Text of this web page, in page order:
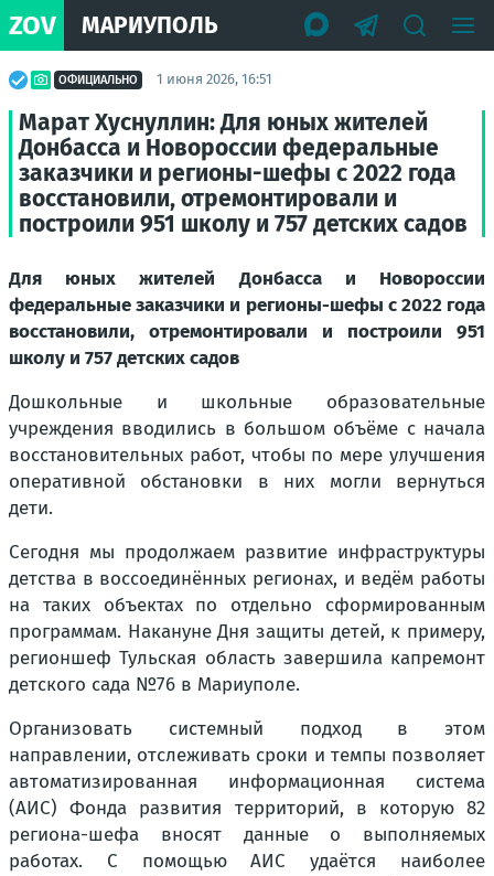
ZOV МАРИУПОЛЬ
ОФИЦИАЛЬНО 1 июня 2026, 16:51
Марат Хуснуллин: Для юных жителей
Донбасса и Новороссии федеральные
заказчики и регионы-шефы с 2022 года
восстановили, отремонтировали и
построили 951 школу и 757 детских садов
Для юных жителей Донбасса и Новороссии
федеральные заказчики и регионы-шефы с 2022 года
восстановили, отремонтировали и построили 951
школу и 757 детских садов
Дошкольные и школьные образовательные
учреждения вводились в большом объёме с начала
восстановительных работ, чтобы по мере улучшения
оперативной обстановки в них могли вернуться
дети.
Сегодня мы продолжаем развитие инфраструктуры
детства в воссоединённых регионах, и ведём работы
на таких объектах по отдельно сформированным
программам. Накануне Дня защиты детей, к примеру,
регионшеф Тульская область завершила капремонт
детского сада №76 в Мариуполе.
Организовать системный подход в этом
направлении, отслеживать сроки и темпы позволяет
автоматизированная информационная система
(АИС) Фонда развития территорий, в которую 82
региона-шефа вносят данные о выполняемых
работах. С помощью АИС удаётся наиболее